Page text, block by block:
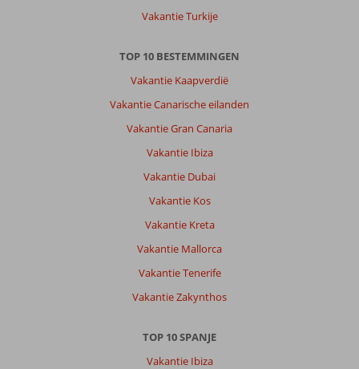
Vakantie Turkije
TOP 10 BESTEMMINGEN
Vakantie Kaapverdië
Vakantie Canarische eilanden
Vakantie Gran Canaria
Vakantie Ibiza
Vakantie Dubai
Vakantie Kos
Vakantie Kreta
Vakantie Mallorca
Vakantie Tenerife
Vakantie Zakynthos
TOP 10 SPANJE
Vakantie Ibiza